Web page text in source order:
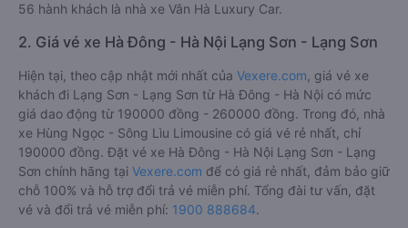
56 hành khách là nhà xe Vân Hà Luxury Car.
2. Giá vé xe Hà Đông - Hà Nội Lạng Sơn - Lạng Sơn
Hiện tại, theo cập nhật mới nhất của Vexere.com , giá vé xe
khách đi Lạng Sơn - Lạng Sơn từ Hà Đông - Hà Nội có mức
giá dao động từ 190000 đồng - 260000 đồng. Trong đó, nhà
xe Hùng Ngọc - Sông Lìu Limousine có giá vé rẻ nhất, chỉ
190000 đồng. Đặt vé xe Hà Đông - Hà Nội Lạng Sơn - Lạng
Sơn chính hãng tại Vexere.com để có giá rẻ nhất, đảm bảo giữ
chỗ 100% và hỗ trợ đổi trả vé miễn phí. Tổng đài tư vấn, đặt
vé và đổi trả vé miễn phí: 1900 888684.